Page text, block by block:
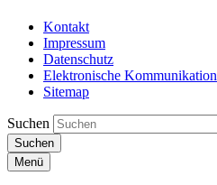
Kontakt
Impressum
Datenschutz
Elektronische Kommunikation
Sitemap
Suchen
Suchen
Menü